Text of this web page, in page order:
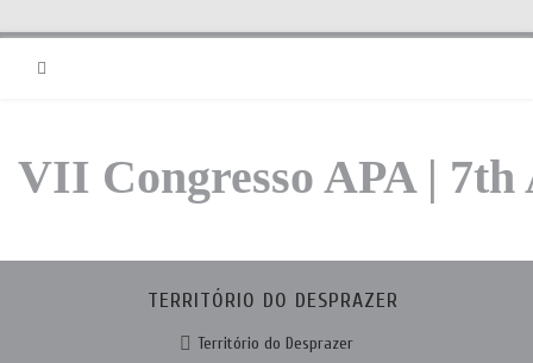
VII Congresso APA | 7th
TERRITÓRIO DO DESPRAZER
Território do Desprazer